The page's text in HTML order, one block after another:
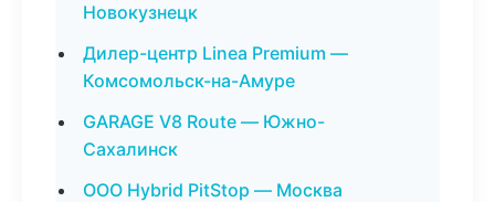
Новокузнецк
Дилер-центр Linea Premium —
Комсомольск-на-Амуре
GARAGE V8 Route — Южно-
Сахалинск
ООО Hybrid PitStop — Москва